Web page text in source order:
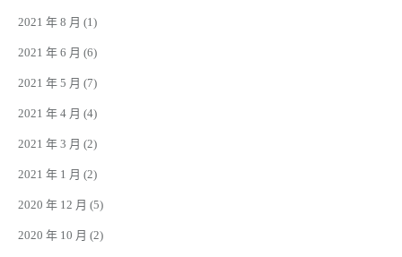
2021 年 8 月 (1)
2021 年 6 月 (6)
2021 年 5 月 (7)
2021 年 4 月 (4)
2021 年 3 月 (2)
2021 年 1 月 (2)
2020 年 12 月 (5)
2020 年 10 月 (2)